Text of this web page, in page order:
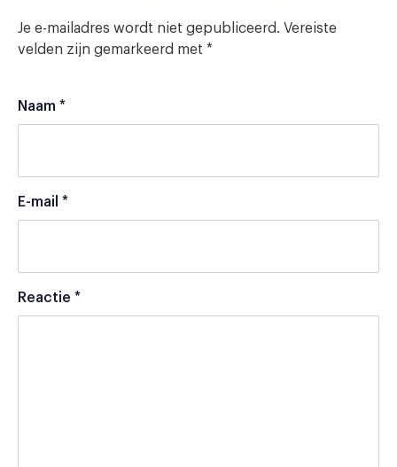
Je e-mailadres wordt niet gepubliceerd. Vereiste
velden zijn gemarkeerd met *
Naam *
E-mail *
Reactie *